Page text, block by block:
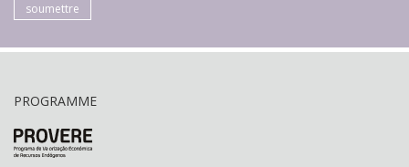
soumettre
PROGRAMME